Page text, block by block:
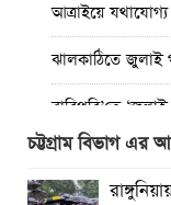
আত্রাইয়ে
ঝালকাঠিতে জুলাই
রাবিপ্রবি’তে
প্রত্যেক অপরাধীর
না কেন”-চট্টগ্রামে
চট্টগ্রাম বিভাগ এর